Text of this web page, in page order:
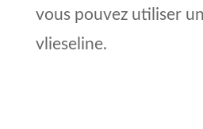
vous pouvez utiliser
vlieseline.